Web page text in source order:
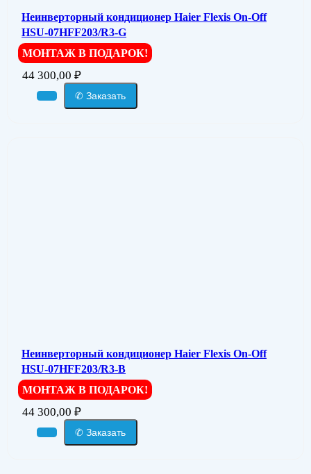
Неинверторный кондиционер Haier Flexis On-Off
HSU-07HFF203/R3-G
МОНТАЖ В ПОДАРОК!
44 300,00 ₽
✆ Заказать
Неинверторный кондиционер Haier Flexis On-Off
HSU-07HFF203/R3-B
МОНТАЖ В ПОДАРОК!
44 300,00 ₽
✆ Заказать